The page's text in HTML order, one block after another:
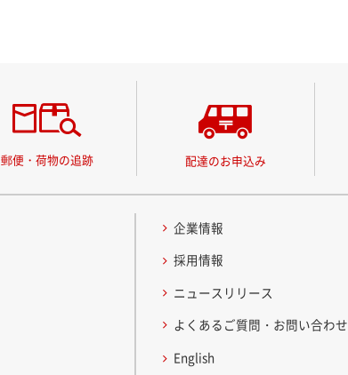
郵便・荷物の追跡 配達のお申込み
企業情報
採用情報
ニュースリリース
よくあるご質問・お問い合わせ
English